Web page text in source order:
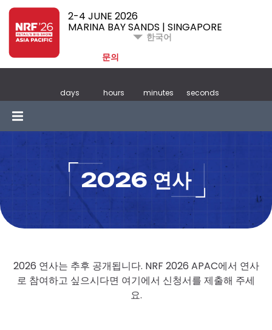
2-4 JUNE 2026
MARINA BAY SANDS | SINGAPORE
한국어
문의
days hours minutes seconds
2026 연사
2026 연사는 추후 공개됩니다. NRF 2026 APAC에서 연사
로 참여하고 싶으시다면 여기에서 신청서를 제출해 주세
요.